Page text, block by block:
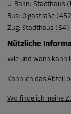
Abteil 24
Fläche: 5,4 m²
Volumen: 15,1 m³
121,00 EUR/Mon
U-Bahn: Stadthaus
Bus: Olgastraße
Zug: Stadthaus (S4)
Nützliche
Wie und wann kann
Kann ich das Abteil
Wo finde ich meine